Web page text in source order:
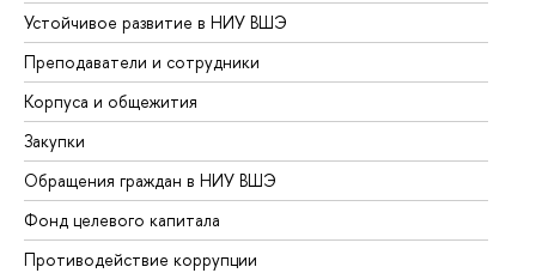
Устойчивое развитие в НИУ ВШЭ
Преподаватели и сотрудники
Корпуса и общежития
Закупки
Обращения граждан в НИУ ВШЭ
Фонд целевого капитала
Противодействие коррупции